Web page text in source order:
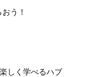
う！
しく学べるハブ